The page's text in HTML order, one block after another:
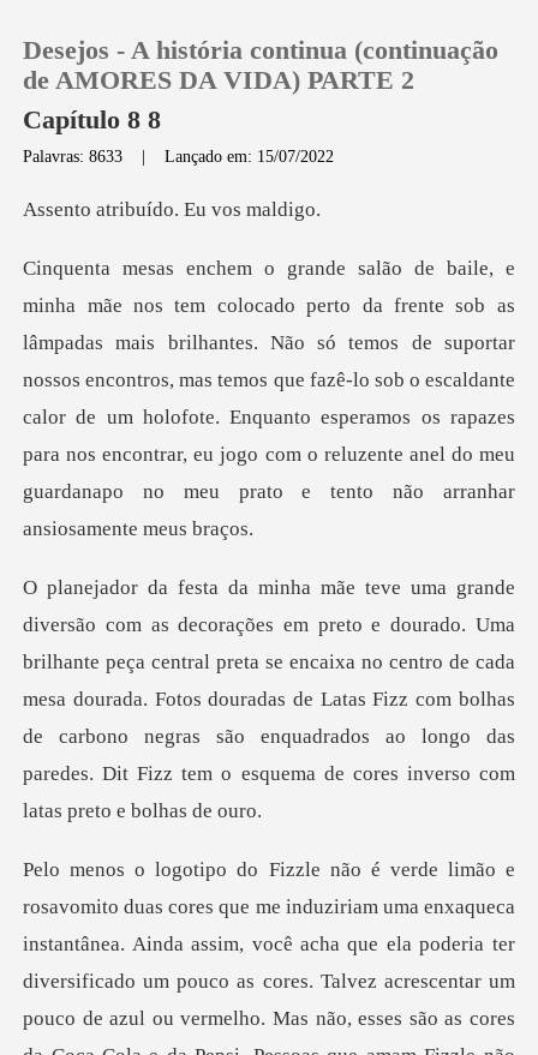
Histórico
Sair
Baixar App
Desejos - A história continua (continuação
de AMORES DA VIDA) PARTE 2
Capítulo 8 8
Palavras: 8633 |Lançado em: 15/07/2022
ibuído. Eu
o só temos de suportar
nossos encontros, mas temos que fazê-lo sob o escaldante
calor de um holofote. Enquanto esperamos os rapa
ça central preta se encaixa no centro de cada
mesa dourada. Fotos douradas de Latas Fizz com bolhas
de carbono neg
nea. Ainda assim, você acha que ela poderia ter
diversificado um pouco as cores. Talvez acrescentar um
pouco de az